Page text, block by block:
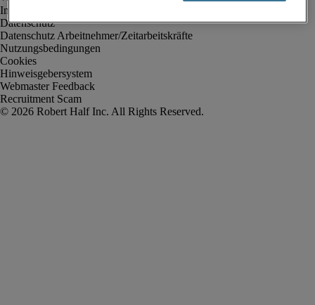
Impressum
Datenschutz
Datenschutz Arbeitnehmer/Zeitarbeitskräfte
Nutzungsbedingungen
Cookies
Hinweisgebersystem
Webmaster Feedback
Recruitment Scam